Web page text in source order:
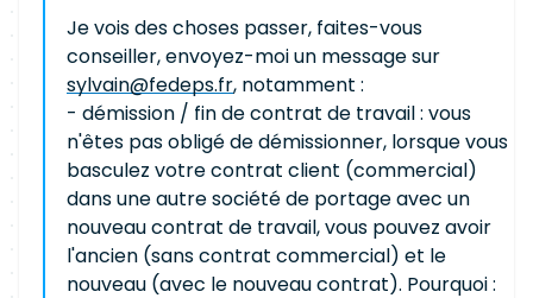
Je vois des choses passer, faites-vous
conseiller, envoyez-moi un message sur
sylvain@fedeps.fr, notamment :
- démission / fin de contrat de travail : vous
n'êtes pas obligé de démissionner, lorsque vous
basculez votre contrat client (commercial)
dans une autre société de portage avec un
nouveau contrat de travail, vous pouvez avoir
l'ancien (sans contrat commercial) et le
nouveau (avec le nouveau contrat). Pourquoi :